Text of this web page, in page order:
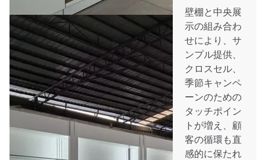
壁棚と中央展
示の組み合わ
せにより、サ
ンプル提供、
クロスセル、
季節キャンペ
ーンのための
タッチポイン
トが増え、顧
客の循環も直
感的に保たれ